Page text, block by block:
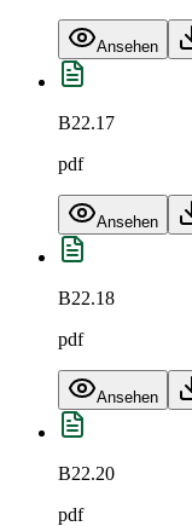
Ansehen
B22.17
pdf
Ansehen
B22.18
pdf
Ansehen
B22.20
pdf